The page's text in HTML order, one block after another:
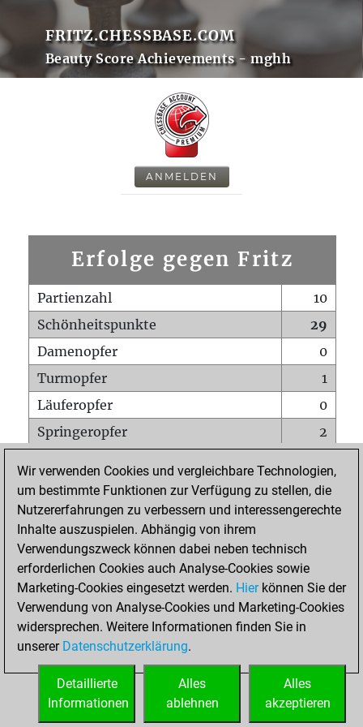
FRITZ.CHESSBASE.COM
Beauty Score Achievements - mghh
ANMELDEN
Erfolge gegen Fritz
Partienzahl
10
Schönheitspunkte
29
Damenopfer
0
Turmopfer
1
Läuferopfer
0
Springeropfer
2
Matt auf vollem Brett
0
Bauer setzt Matt
0
Erstickte Matts
Unterverwandlungen
Türme auf der siebten
0
STARTSEITE
Wir verwenden Cookies und vergleichbare Technologien,
um bestimmte Funktionen zur Verfügung zu stellen, die
Nutzererfahrungen zu verbessern und interessengerechte
Inhalte auszuspielen. Abhängig von ihrem
Verwendungszweck können dabei neben technisch
erforderlichen Cookies auch Analyse-Cookies sowie
Marketing-Cookies eingesetzt werden. Hierkönnen Sie der
Verwendung von Analyse-Cookies und Marketing-Cookies
widersprechen. Weitere Informationen finden Sie in
unserer Datenschutzerklärung.
Alles
akzeptieren
Alles
ablehnen
Detaillierte
Informationen